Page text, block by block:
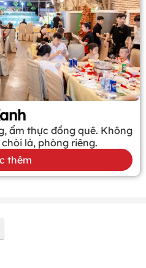
ẩm thực đồng quê. Không
lá, phòng riêng.
thêm